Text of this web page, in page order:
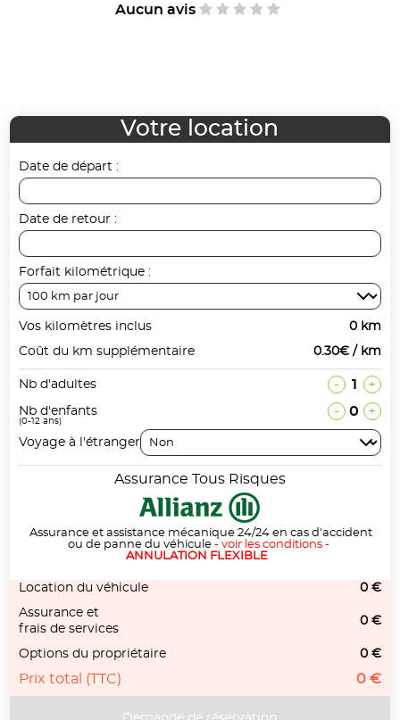
Aucun avis
Votre location
Date de départ :
Date de retour :
Forfait kilométrique :
Vos kilomètres inclus
0 km
Coût du km supplémentaire
0.30€ / km
Nb d'adultes - 1 +
Nb d'enfants
(0-12 ans)
- 0 +
Voyage à l'étranger
Assurance Tous Risques
Assurance et assistance mécanique 24/24 en cas d'accident
ou de panne du véhicule - voir les conditions-
ANNULATION FLEXIBLE
Location du véhicule
0 €
Assurance et
frais de services
0 €
Options du propriétaire 0 €
Prix total (TTC) 0 €